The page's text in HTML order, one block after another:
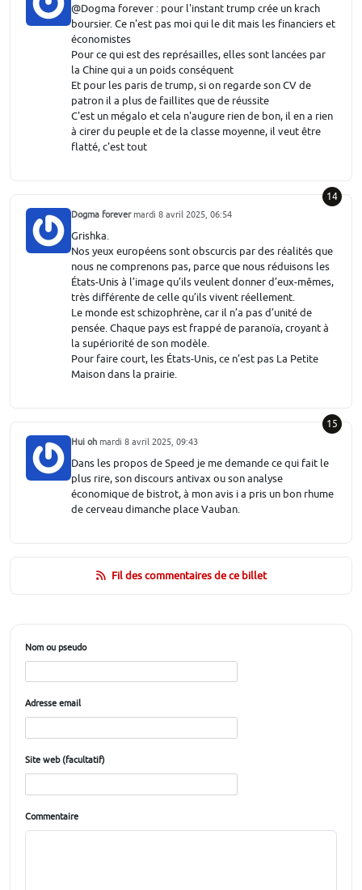
@Dogma forever : pour l'instant trump crée un krach
boursier. Ce n'est pas moi qui le dit mais les financiers et
économistes
Pour ce qui est des représailles, elles sont lancées par
la Chine qui a un poids conséquent
Et pour les paris de trump, si on regarde son CV de
patron il a plus de faillites que de réussite
C'est un mégalo et cela n'augure rien de bon, il en a rien
à cirer du peuple et de la classe moyenne, il veut être
flatté, c'est tout
14
Dogma forevermardi 8 avril 2025, 06:54
Grishka.
Nos yeux européens sont obscurcis par des réalités que
nous ne comprenons pas, parce que nous réduisons les
États-Unis à l’image qu’ils veulent donner d’eux-mêmes,
très différente de celle qu’ils vivent réellement.
Le monde est schizophrène, car il n’a pas d’unité de
pensée. Chaque pays est frappé de paranoïa, croyant à
la supériorité de son modèle.
Pour faire court, les États-Unis, ce n’est pas La Petite
Maison dans la prairie.
15
Hui oh mardi 8 avril 2025, 09:43
Dans les propos de Speed je me demande ce qui fait le
plus rire, son discours antivax ou son analyse
économique de bistrot, à mon avis i a pris un bon rhume
de cerveau dimanche place Vauban.
Fil des commentaires de ce billet
Nom ou pseudo
Adresse email
Site web (facultatif)
Commentaire